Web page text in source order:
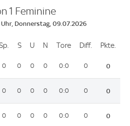
1 Feminine
Uhr, Donnerstag, 09.07.2026
Spiele
SSiege
U Unentschieden
N Niederlagen
Tore ToreDiff. Differenz
Pkte.
0 0 0 0 0:0 0 0
0 0 0 0 0:0 0 0
0 0 0 0 0:0 0 0